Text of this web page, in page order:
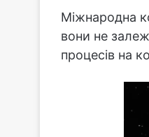
Міжнародна
вони не
процесів на